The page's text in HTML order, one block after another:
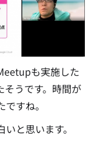
も実施した
そうです。時間が
すね。
と思います。